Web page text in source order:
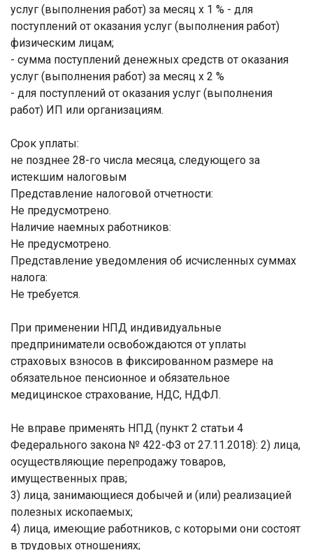
услуг (выполнения работ) за месяц х 1 % - для
поступлений от оказания услуг (выполнения работ)
физическим лицам;
- сумма поступлений денежных средств от оказания
услуг (выполнения работ) за месяц х 2 %
- для поступлений от оказания услуг (выполнения
работ) ИП или организациям.
Срок уплаты:
не позднее 28-го числа месяца, следующего за
истекшим налоговым
Представление налоговой отчетности:
Не предусмотрено.
Наличие наемных работников:
Не предусмотрено.
Представление уведомления об исчисленных суммах
налога:
Не требуется.
При применении НПД индивидуальные
предприниматели освобождаются от уплаты
страховых взносов в фиксированном размере на
обязательное пенсионное и обязательное
медицинское страхование, НДС, НДФЛ.
Не вправе применять НПД (пункт 2 статьи 4
Федерального закона № 422-ФЗ от 27.11.2018): 2) лица,
осуществляющие перепродажу товаров,
имущественных прав;
3) лица, занимающиеся добычей и (или) реализацией
полезных ископаемых;
4) лица, имеющие работников, с которыми они состоят
в трудовых отношениях;